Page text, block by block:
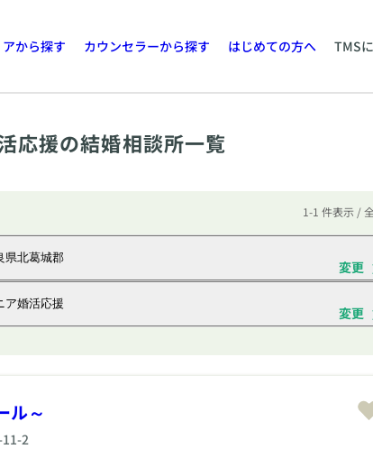
から探す カウンセラーから探す はじめての方へ TMS
応援の結婚相談所一覧
1-1 件表示 /
県北葛城郡
変更
ア婚活応援
変更
ル～
11-2